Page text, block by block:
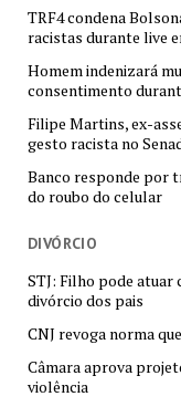
TRF4 condena
racistas durante live
Homem indenizará
consentimento
Filipe Martins, ex-
gesto racista no
Banco responde por
do roubo do celular
DIVÓRCIO
STJ: Filho pode atuar
divórcio dos pais
CNJ revoga norma
Câmara aprova
violência